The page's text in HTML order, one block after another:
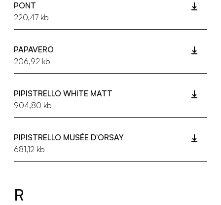
PONT
220,47 kb
PAPAVERO
206,92 kb
PIPISTRELLO WHITE MATT
904,80 kb
PIPISTRELLO MUSÉE D'ORSAY
681,12 kb
R